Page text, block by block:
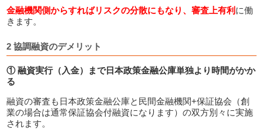
金融機関側からすればリスクの分散にもなり、審査上有利 に働
きます。
2 協調融資のデメリット
① 融資実行（入金）まで日本政策金融公庫単独より時間がかか
る
融資の審査も日本政策金融公庫と民間金融機関+保証協会（創
業の場合は通常保証協会付融資になります）の双方別々に実施
されます。